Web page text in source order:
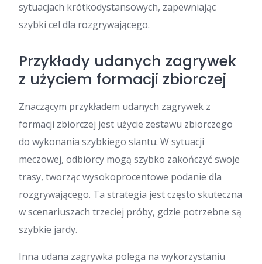
sytuacjach krótkodystansowych, zapewniając
szybki cel dla rozgrywającego.
Przykłady udanych zagrywek
z użyciem formacji zbiorczej
Znaczącym przykładem udanych zagrywek z
formacji zbiorczej jest użycie zestawu zbiorczego
do wykonania szybkiego slantu. W sytuacji
meczowej, odbiorcy mogą szybko zakończyć swoje
trasy, tworząc wysokoprocentowe podanie dla
rozgrywającego. Ta strategia jest często skuteczna
w scenariuszach trzeciej próby, gdzie potrzebne są
szybkie jardy.
Inna udana zagrywka polega na wykorzystaniu